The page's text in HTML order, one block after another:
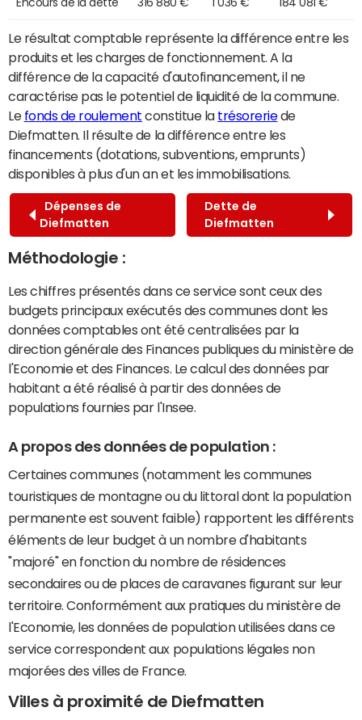
Le résultat comptable représente la différence entre les
produits et les charges de fonctionnement. A la
différence de la capacité d'autofinancement, il ne
caractérise pas le potentiel de liquidité de la commune.
Le fonds de roulement constitue la trésoreriede
Diefmatten. Il résulte de la différence entre les
financements (dotations, subventions, emprunts)
disponibles à plus d'un an et les immobilisations.
Dépenses de
Diefmatten
Dette de
Diefmatten
Méthodologie :
Les chiffres présentés dans ce service sont ceux des
budgets principaux exécutés des communes dont les
données comptables ont été centralisées par la
direction générale des Finances publiques du ministère de
l'Economie et des Finances. Le calcul des données par
habitant a été réalisé à partir des données de
populations fournies par l'Insee.
A propos des données de population :
Certaines communes (notamment les communes
touristiques de montagne ou du littoral dont la population
permanente est souvent faible) rapportent les différents
éléments de leur budget à un nombre d'habitants
"majoré" en fonction du nombre de résidences
secondaires ou de places de caravanes figurant sur leur
territoire. Conformément aux pratiques du ministère de
l'Economie, les données de population utilisées dans ce
service correspondent aux populations légales non
majorées des villes de France.
Villes à proximité de Diefmatten